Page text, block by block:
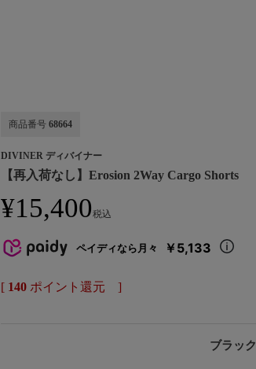
商品番号 68664
DIVINER ディバイナー
【再入荷なし】Erosion 2Way Cargo Shorts
¥15,400税込
ペイディなら月々 ￥5,133
[ 140 ポイント還元 ]
ブラック